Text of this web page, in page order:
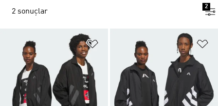
2 sonuçlar
2
Favori Listesine Ekle